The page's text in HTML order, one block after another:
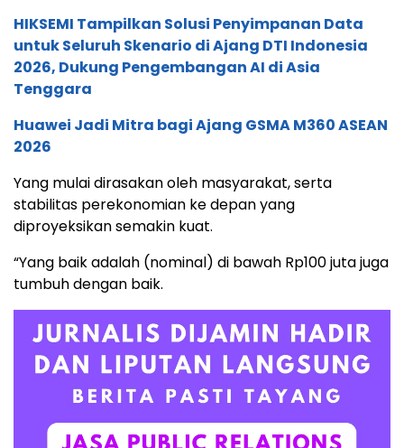
HIKSEMI Tampilkan Solusi Penyimpanan Data
untuk Seluruh Skenario di Ajang DTI Indonesia
2026, Dukung Pengembangan AI di Asia
Tenggara
Huawei Jadi Mitra bagi Ajang GSMA M360 ASEAN
2026
Yang mulai dirasakan oleh masyarakat, serta
stabilitas perekonomian ke depan yang
diproyeksikan semakin kuat.
“Yang baik adalah (nominal) di bawah Rp100 juta juga
tumbuh dengan baik.